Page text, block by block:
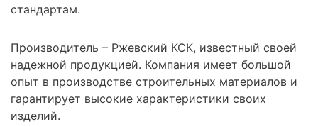
стандартам.
Производитель – Ржевский КСК, известный своей
надежной продукцией. Компания имеет большой
опыт в производстве строительных материалов и
гарантирует высокие характеристики своих
изделий.